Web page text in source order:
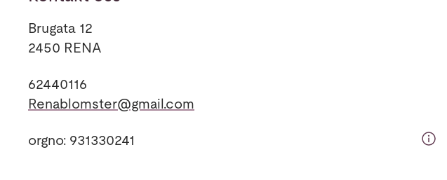
Brugata 12
2450 RENA
62440116
Renablomster@gmail.com
orgno: 931330241